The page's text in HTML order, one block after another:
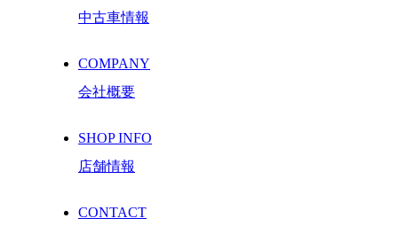
中古車情報
COMPANY
会社概要
SHOP INFO
店舗情報
CONTACT